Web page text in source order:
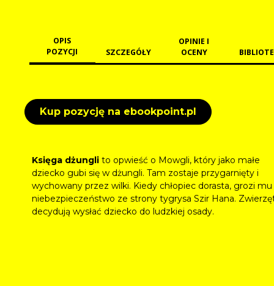
OPIS
POZYCJI
SZCZEGÓŁY
OPINIE I
OCENY
Kup pozycję na ebookpoint.pl
Księga dżungli to opwieść o Mowgli, który jako małe
dziecko gubi się w dżungli. Tam zostaje przygarnięty i
wychowany przez wilki. Kiedy chłopiec dorasta, grozi mu
niebezpieczeństwo ze strony tygrysa Szir Hana.
decydują wysłać dziecko do ludzkiej osady.